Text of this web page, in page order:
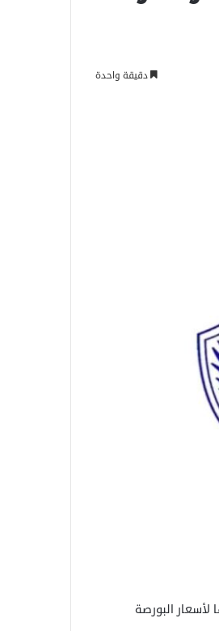
دقيقة واحدة
البورصة